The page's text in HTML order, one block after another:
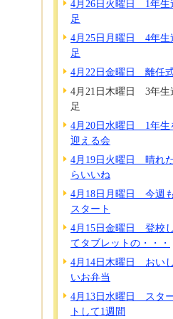
4月26日火曜日 1年生
足
4月25日月曜日 4年生
足
4月22日金曜日 離任
4月21日木曜日 3年生
足
4月20日水曜日 1年生
迎える会
4月19日火曜日 晴れ
らいいね
4月18日月曜日 今週も
スタート
4月15日金曜日 登校し
てタブレットの・・・
4月14日木曜日 おいし
いお弁当
4月13日水曜日 スタ
トして1週間